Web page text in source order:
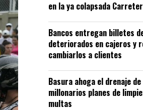
en la ya colapsada
Bancos entregan billetes
deteriorados en cajeros y
cambiarlos a clientes
Basura ahoga el drenaje
millonarios planes de
multas